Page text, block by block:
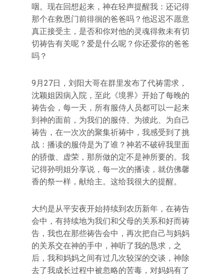
咽。现在回想起来，神在轻声提醒我：还记得
那个在救恩门前徘徊的爸爸吗？他迟迟不愿意
真正接受主，是否和你对他的灵魂得救未有切
切祷告有关呢？爱是什么呢？你还爱你的爸爸
吗？
9月27日，刘阳大哥在群里发布了代祷需求，
沈颖姐因病入院，至此《境界》开始了每晚的
祷告会，每一天，所有服侍人员都可以一起来
到神的面前，为我们的服侍、为彼此、为自己
祷告，在一次次的聚集祈祷中，我感受到了挑
战：播读的服侍是为了谁？神若不破碎我里面
的骄傲、虚荣，那所做的定不是神所要的。我
记得孙明姐分享说，每一次的播读，就仿佛馨
香的祭一样，献给主。这给我很大的提醒。
大约是从平安夜开始持续到农历新年，在祷告
会中，有持续地为我们和父母的关系和好而祷
告，我也在那些祷告会中，再次把自己与妈妈
的关系交在神的手中，神听了我的恳求，之
后，我和妈妈之间有过几次较深的交谈，神除
去了我成长过程中被忽略的苦毒，对妈妈有了